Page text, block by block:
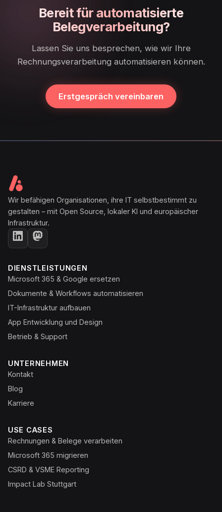
Bereit für automatisierte
Belegverarbeitung?
Lassen Sie uns besprechen, wie wir Ihre
Rechnungsverarbeitung automatisieren können.
Erstgespräch vereinbaren
Wir befähigen Organisationen, ihre IT selbstbestimmt zu
gestalten – mit Open Source, lokaler KI und europäischer
Infrastruktur.
DIENSTLEISTUNGEN
Microsoft 365 & Google ersetzen
Dokumente & Workflows automatisieren
IT-Infrastruktur aufbauen
App Entwicklung und Design
Betrieb & Support
UNTERNEHMEN
Kontakt
Blog
Karriere
USE CASES
Rechnungen & Belege verarbeiten
Microsoft 365 migrieren
CSRD & VSME Reporting
Impact Lab Stuttgart